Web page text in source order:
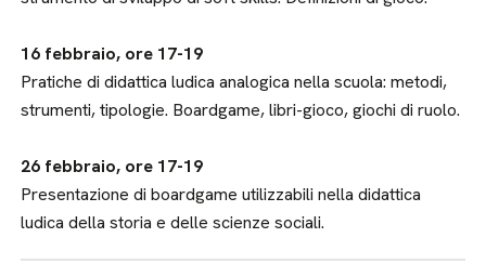
16 febbraio, ore 17-19
Pratiche di didattica ludica analogica nella scuola: metodi,
strumenti, tipologie. Boardgame, libri-gioco, giochi di ruolo.
26 febbraio, ore 17-19
Presentazione di boardgame utilizzabili nella didattica
ludica della storia e delle scienze sociali.